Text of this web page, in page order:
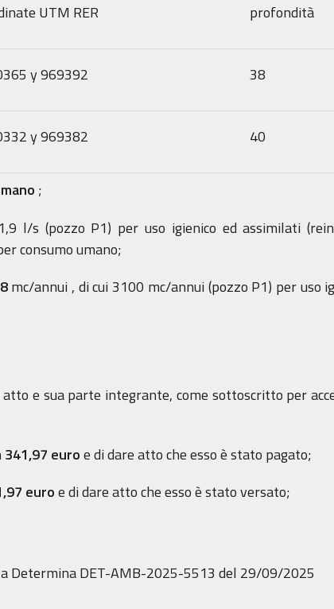
UTM RER profondità
y 969392 38
y 969382 40
;
l/s (pozzo P1) per uso igienico ed assimilati
consumo umano;
mc/annui , di cui 3100 mc/annui (pozzo P1) per uso
e sua parte integrante, come sottoscritto per
341,97 euroe di dare atto che esso è stato pagato;
euroe di dare atto che esso è stato versato;
Determina DET-AMB-2025-5513 del 29/09/2025